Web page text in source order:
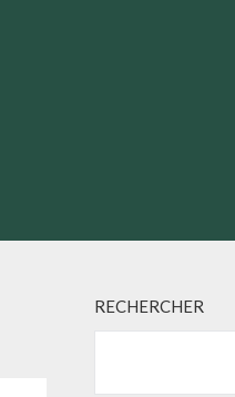
RECHERCHER